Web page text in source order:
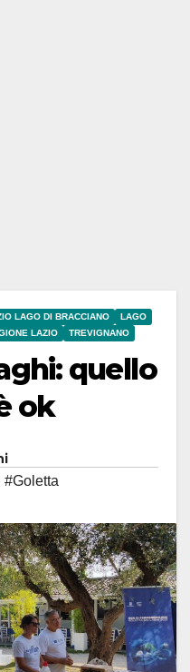
LAGO DI BRACCIANO
LAGO
LAZIO TREVIGNANO
quello
ok
#Goletta